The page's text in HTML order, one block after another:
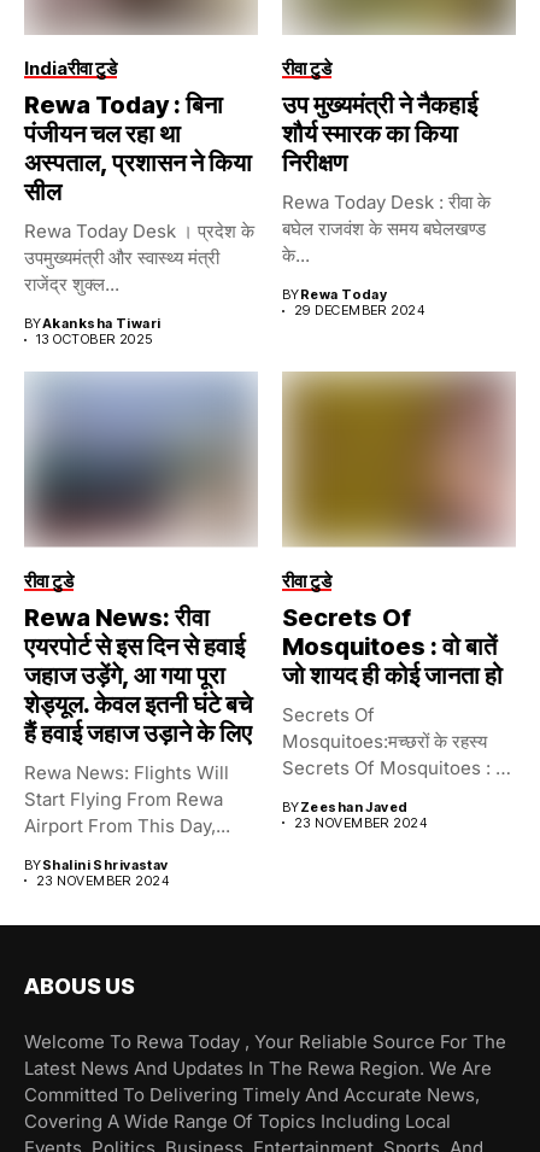
Indiaरीवा टुडे
Rewa Today : बिना
पंजीयन चल रहा था
अस्पताल, प्रशासन ने किया
सील
Rewa Today Desk । प्रदेश के
उपमुख्यमंत्री और स्वास्थ्य मंत्री
राजेंद्र शुक्ल...
BYAkanksha Tiwari
13 OCTOBER 2025
रीवा टुडे
उप मुख्यमंत्री ने नैकहाई
शौर्य स्मारक का किया
निरीक्षण
Rewa Today Desk : रीवा के
बघेल राजवंश के समय बघेलखण्ड
के...
BYRewa Today
29 DECEMBER 2024
रीवा टुडे
Rewa News: रीवा
एयरपोर्ट से इस दिन से हवाई
जहाज उड़ेंगे, आ गया पूरा
शेड्यूल. केवल इतनी घंटे बचे
हैं हवाई जहाज उड़ाने के लिए
Rewa News: Flights Will
Start Flying From Rewa
Airport From This Day,...
BYShalini Shrivastav
23 NOVEMBER 2024
रीवा टुडे
Secrets Of
Mosquitoes : वो बातें
जो शायद ही कोई जानता हो
Secrets Of
Mosquitoes:मच्छरों के रहस्य
Secrets Of Mosquitoes : वो
BYZeeshan Javed
23 NOVEMBER 2024
ABOUS US
Welcome To Rewa Today , Your Reliable Source For The
Latest News And Updates In The Rewa Region. We Are
Committed To Delivering Timely And Accurate News,
Covering A Wide Range Of Topics Including Local
Events, Politics, Business, Entertainment, Sports, And